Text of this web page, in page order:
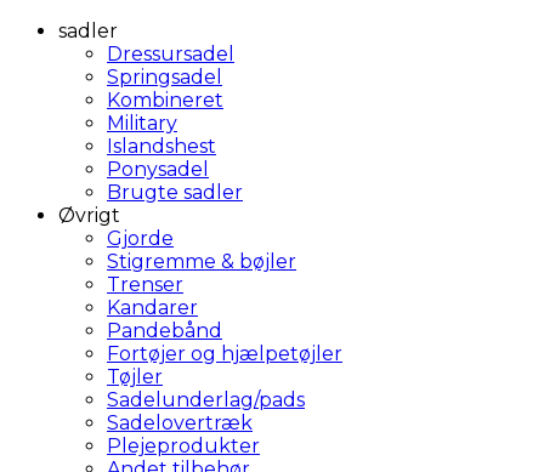
sadler
Dressursadel
Springsadel
Kombineret
Military
Islandshest
Ponysadel
Brugte sadler
Øvrigt
Gjorde
Stigremme & bøjler
Trenser
Kandarer
Pandebånd
Fortøjer og hjælpetøjler
Tøjler
Sadelunderlag/pads
Sadelovertræk
Plejeprodukter